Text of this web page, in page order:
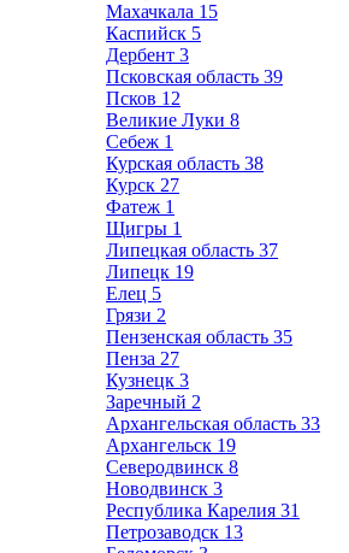
Махачкала 15
Каспийск 5
Дербент 3
Псковская область 39
Псков 12
Великие Луки 8
Себеж 1
Курская область 38
Курск 27
Фатеж 1
Щигры 1
Липецкая область 37
Липецк 19
Елец 5
Грязи 2
Пензенская область 35
Пенза 27
Кузнецк 3
Заречный 2
Архангельская область 33
Архангельск 19
Северодвинск 8
Новодвинск 3
Республика Карелия 31
Петрозаводск 13